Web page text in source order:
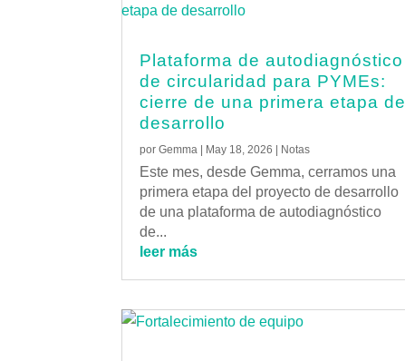
Plataforma de autodiagnóstico
de circularidad para PYMEs:
cierre de una primera etapa de
desarrollo
porGemma May 18, 2026 Notas
Este mes, desde Gemma, cerramos una
primera etapa del proyecto de desarrollo
de una plataforma de autodiagnóstico
de...
leer más